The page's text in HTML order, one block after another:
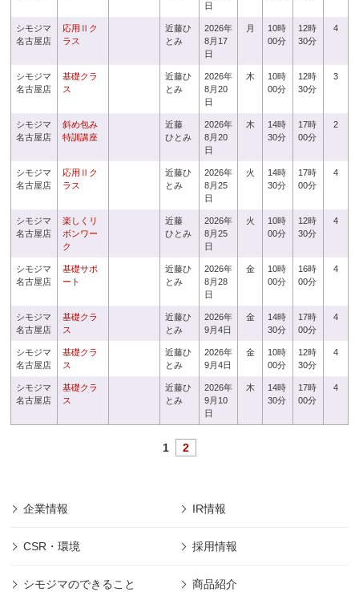
日
シモジマ
名古屋店
応用Ⅱク
ラス
近藤ひ
とみ
2026年
8月17
日
月
10時
00分
12時
30分
4
シモジマ
名古屋店
基礎クラ
ス
近藤ひ
とみ
2026年
8月20
日
木
10時
00分
12時
30分
3
シモジマ
名古屋店
斜め包み
特訓講座
近藤
ひとみ
2026年
8月20
日
木
14時
30分
17時
00分
2
シモジマ
名古屋店
応用Ⅱク
ラス
近藤ひ
とみ
2026年
8月25
日
火
14時
30分
17時
00分
4
シモジマ
名古屋店
楽しくリ
ボンワー
ク
近藤
ひとみ
2026年
8月25
日
火
10時
00分
12時
30分
4
シモジマ
名古屋店
基礎サポ
ート
近藤ひ
とみ
2026年
8月28
日
金
10時
00分
16時
00分
4
シモジマ
名古屋店
基礎クラ
ス
近藤ひ
とみ
2026年
9月4日
金
14時
30分
17時
00分
4
シモジマ
名古屋店
基礎クラ
ス
近藤ひ
とみ
2026年
9月4日
金
10時
00分
12時
30分
4
シモジマ
名古屋店
基礎クラ
ス
近藤ひ
とみ
2026年
9月10
日
木
14時
30分
17時
00分
4
1 2
企業情報 IR情報
CSR・環境 採用情報
シモジマのできること 商品紹介